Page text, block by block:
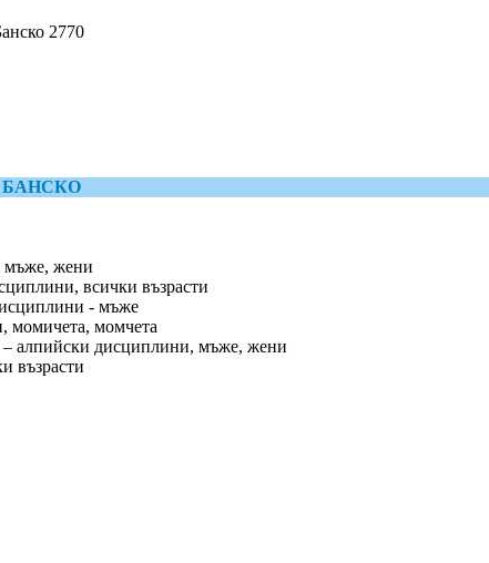
2770
БАНСКО
жени
всички възрасти
- мъже
момчета
дисциплини, мъже, жени
възрасти